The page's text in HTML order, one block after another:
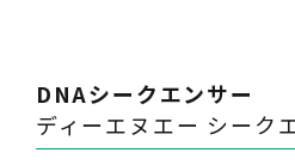
DNAシークエンサー
ディーエヌエー シーク